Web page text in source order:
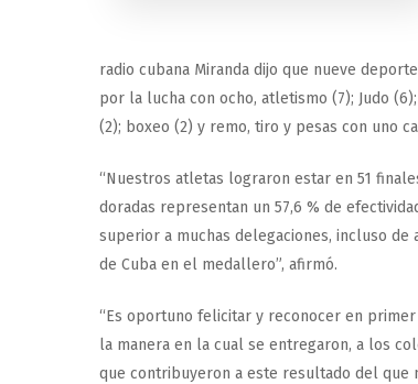
radio cubana Miranda dijo que nueve
por la lucha con ocho, atletismo (7); Judo
(2); boxeo (2) y remo, tiro y pesas con uno
“Nuestros atletas lograron estar en 51
doradas representan un 57,6 % de
superior a muchas delegaciones, incluso de
de Cuba en el medallero”, afirmó.
“Es oportuno felicitar y reconocer en
la manera en la cual se entregaron, a los
que contribuyeron a este resultado del que